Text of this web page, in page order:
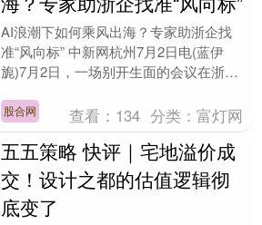
AI浪潮下如何乘风出海？专家助浙企找
准“风向标” 中新网杭州7月2日电(蓝伊
旎)7月2日，一场别开生面的会议在浙江
形势....
股合网 查看： 134 分类：富灯网
五五策略 快评｜宅地溢价成
交！设计之都的估值逻辑彻
底变了